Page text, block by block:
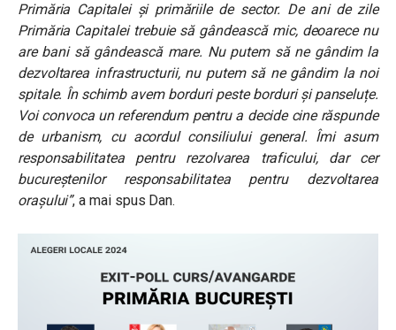
Primăria Capitalei și primăriile de sector. De ani de zile
Primăria Capitalei trebuie să gândească mic, deoarece nu
are bani să gândească mare. Nu putem să ne gândim la
dezvoltarea infrastructurii, nu putem să ne gândim la noi
spitale. În schimb avem borduri peste borduri și panseluțe.
Voi convoca un referendum pentru a decide cine răspunde
de urbanism, cu acordul consiliului general. Îmi asum
responsabilitatea pentru rezolvarea traficului, dar cer
bucureștenilor responsabilitatea pentru dezvoltarea
orașului”, a mai spus Dan.